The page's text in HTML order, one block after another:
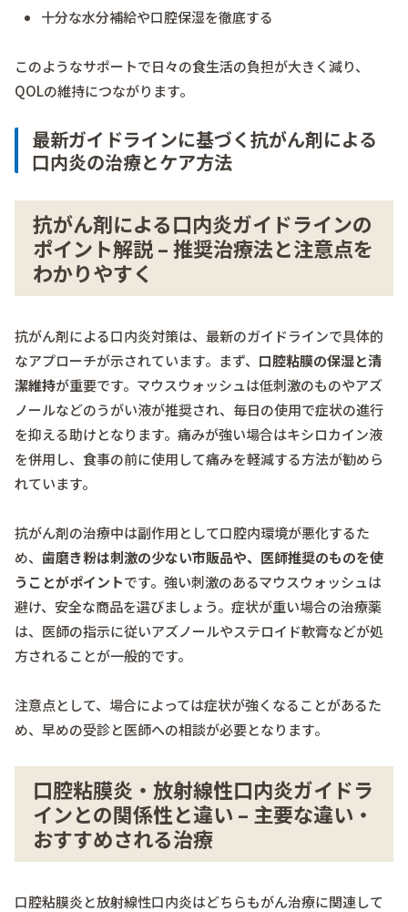
十分な水分補給や口腔保湿を徹底する
このようなサポートで日々の食生活の負担が大きく減り、
QOLの維持につながります。
最新ガイドラインに基づく抗がん剤による
口内炎の治療とケア方法
抗がん剤による口内炎ガイドラインの
ポイント解説 – 推奨治療法と注意点を
わかりやすく
抗がん剤による口内炎対策は、最新のガイドラインで具体的
なアプローチが示されています。まず、 口腔粘膜の保湿と清
潔維持が重要です。マウスウォッシュは低刺激のものやアズ
ノールなどのうがい液が推奨され、毎日の使用で症状の進行
を抑える助けとなります。痛みが強い場合はキシロカイン液
を併用し、食事の前に使用して痛みを軽減する方法が勧めら
れています。
抗がん剤の治療中は副作用として口腔内環境が悪化するた
め、 歯磨き粉は刺激の少ない市販品や、医師推奨のものを使
うことがポイントです。強い刺激のあるマウスウォッシュは
避け、安全な商品を選びましょう。症状が重い場合の治療薬
は、医師の指示に従いアズノールやステロイド軟膏などが処
方されることが一般的です。
注意点として、場合によっては症状が強くなることがあるた
め、早めの受診と医師への相談が必要となります。
口腔粘膜炎・放射線性口内炎ガイドラ
インとの関係性と違い – 主要な違い・
おすすめされる治療
口腔粘膜炎と放射線性口内炎はどちらもがん治療に関連して